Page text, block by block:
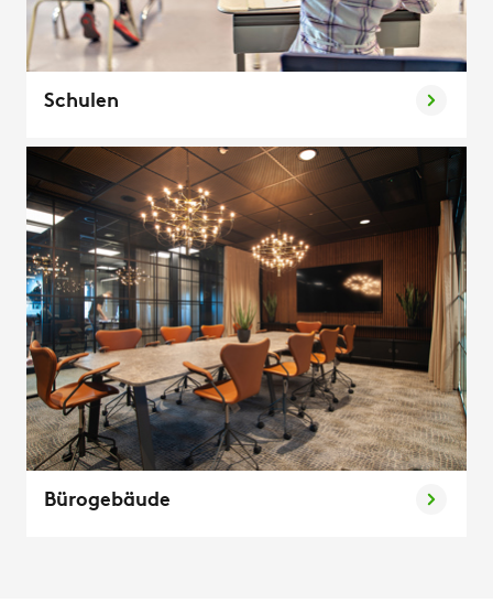
Schulen
Bürogebäude